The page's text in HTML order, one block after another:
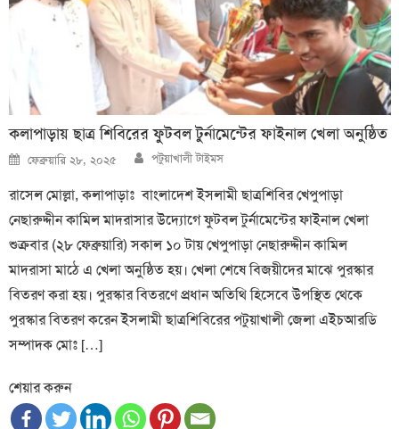
কলাপাড়ায় ছাত্র শিবিরের ফুটবল টুর্নামেন্টের ফাইনাল খেলা অনুষ্ঠিত
Posted
on
ফেব্রুয়ারি ২৮, ২০২৫ Author
পটুয়াখালী টাইমস
রাসেল মোল্লা, কলাপাড়াঃ বাংলাদেশ ইসলামী ছাত্রশিবির খেপুপাড়া
নেছারুদ্দীন কামিল মাদরাসার উদ্যোগে ফুটবল টুর্নামেন্টের ফাইনাল খেলা
শুক্রবার (২৮ ফেব্রুয়ারি) সকাল ১০ টায় খেপুপাড়া নেছারুদ্দীন কামিল
মাদরাসা মাঠে এ খেলা অনুষ্ঠিত হয়। খেলা শেষে বিজয়ীদের মাঝে পুরস্কার
বিতরণ করা হয়। পুরস্কার বিতরণে প্রধান অতিথি হিসেবে উপস্থিত থেকে
পুরস্কার বিতরণ করেন ইসলামী ছাত্রশিবিরের পটুয়াখালী জেলা এইচআরডি
সম্পাদক মোঃ […]
শেয়ার করুন